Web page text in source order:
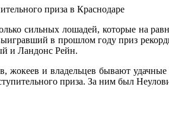
приза в Краснодаре
сильных лошадей, которые на
в прошлом году приз
и Ландонс Рейн.
жокеев и владельцев бывают
приза. За ним был